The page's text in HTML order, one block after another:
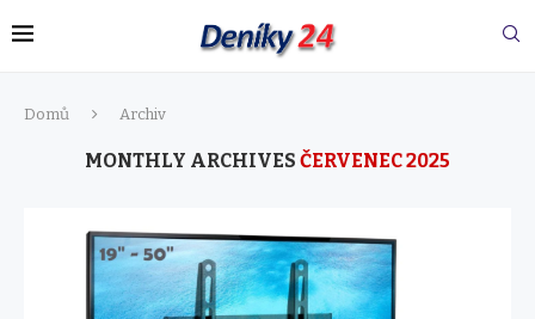
Domů Archiv
MONTHLY ARCHIVES ČERVENEC 2025